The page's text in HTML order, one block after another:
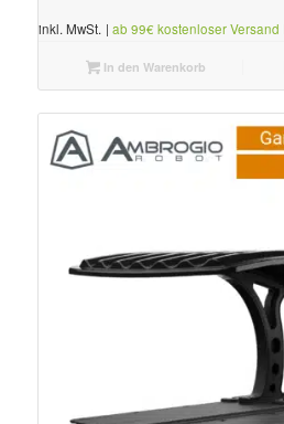
inkl. MwSt. | ab 99€ kostenloser Versand
In den Warenkorb